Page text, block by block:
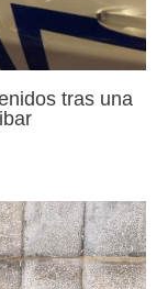
tras una